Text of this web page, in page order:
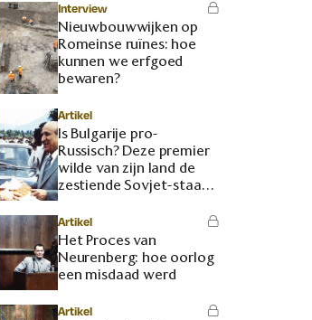
Interview
Nieuwbouwwijken op
Romeinse ruïnes: hoe
kunnen we erfgoed
bewaren?
Artikel
Is Bulgarije pro-
Russisch? Deze premier
wilde van zijn land de
zestiende Sovjet-staat
maken
Artikel
Het Proces van
Neurenberg: hoe oorlog
een misdaad werd
Artikel